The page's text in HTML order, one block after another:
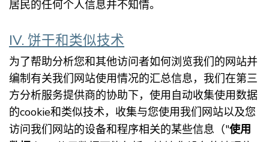
居民的任何个人信息并不知情。
IV. 饼干和类似技术
为了帮助分析您和其他访问者如何浏览我们的网站并
编制有关我们网站使用情况的汇总信息，我们在第三
方分析服务提供商的协助下，使用自动收集使用数据
的cookie和类似技术，收集与您使用我们网站以及您
访问我们网站的设备和程序相关的某些信息（"使用